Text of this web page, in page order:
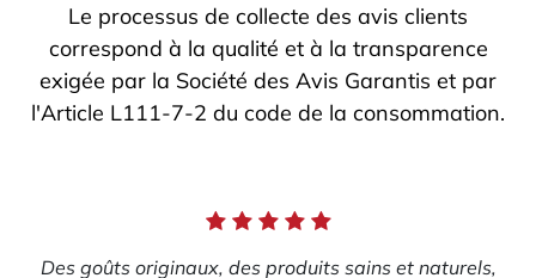
Le processus de collecte des avis clients
correspond à la qualité et à la transparence
exigée par la Société des Avis Garantis et par
l'Article L111-7-2 du code de la consommation.
Des goûts originaux, des produits sains et naturels,